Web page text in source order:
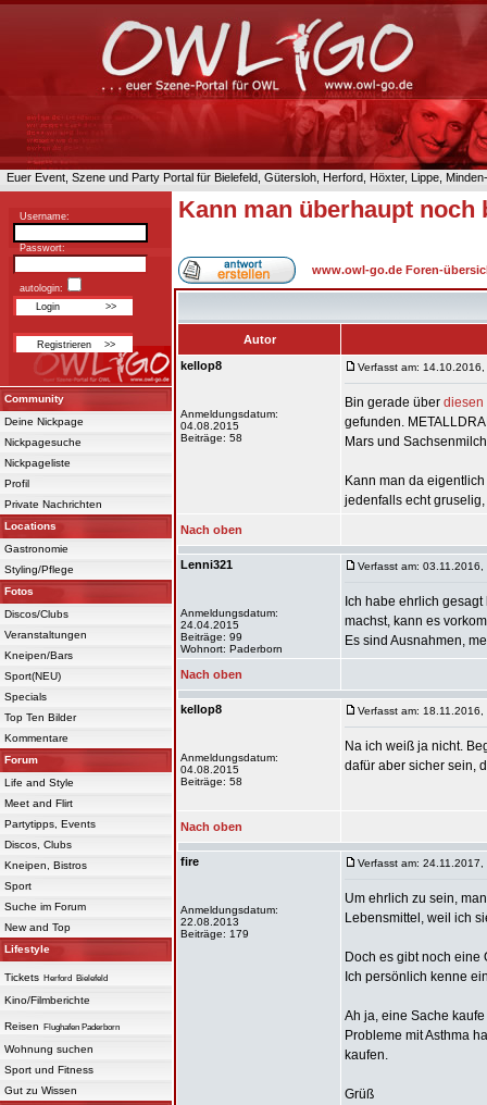
Euer Event, Szene und Party Portal für Bielefeld, Gütersloh, Herford, Höxter, Lippe,
Username:
Passwort:
autologin:
Community
Deine Nickpage
Nickpagesuche
Nickpageliste
Profil
Private Nachrichten
Locations
Gastronomie
Styling/Pflege
Fotos
Discos/Clubs
Veranstaltungen
Kneipen/Bars
Sport(NEU)
Specials
Top Ten Bilder
Kommentare
Forum
Life and Style
Meet and Flirt
Partytipps, Events
Discos, Clubs
Kneipen, Bistros
Sport
Suche im Forum
New and Top
Lifestyle
Tickets Herford Bielefeld
Kino/Filmberichte
Reisen Flughafen Paderborn
Wohnung suchen
Sport und Fitness
Gut zu Wissen
Kann man überhaupt noch
www.owl-go.de Foren-
Autor
kellop8
Anmeldungsdatum:
04.08.2015
Beiträge: 58
Verfasst am:
Bin gerade über diesen
gefunden.
Mars und
Kann man da
jedenfalls echt
Nach oben
Lenni321
Anmeldungsdatum:
24.04.2015
Beiträge: 99
Wohnort: Paderborn
Verfasst am: 03.11.2016,
Ich habe ehrlich
machst, kann es
Es sind Ausnahmen,
Nach oben
kellop8
Anmeldungsdatum:
04.08.2015
Beiträge: 58
Verfasst am: 18.11.2016,
Na ich weiß ja nicht.
dafür aber sicher sein,
Nach oben
fire
Anmeldungsdatum:
22.08.2013
Beiträge: 179
Verfasst am: 24.11.2017,
Um ehrlich zu sein,
Lebensmittel, weil ich
Doch es gibt noch eine
Ich persönlich kenne
Ah ja, eine Sache
Probleme mit Asthma
kaufen.
Grüß